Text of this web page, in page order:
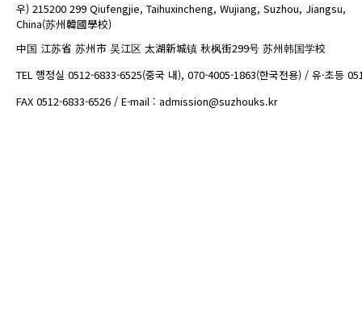
우) 215200 299 Qiufengjie, Taihuxincheng, Wujiang, Suzhou, Jiangsu,
China(苏州韓國學校)
中国 江苏省 苏州市 吴江区 太湖新城镇 秋枫街299号 苏州韩国学校
TEL 행정실 0512-6833-6525(중국 내), 070-4005-1863(한국전용) / 유·초등
FAX 0512-6833-6526 / E-mail : admission@suzhouks.kr